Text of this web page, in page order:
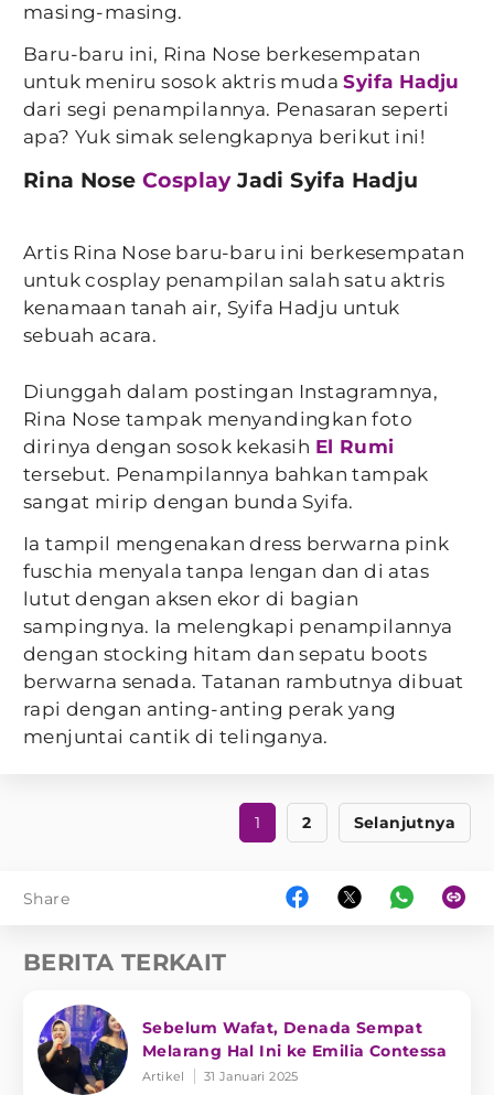
masing-masing.
Baru-baru ini, Rina Nose berkesempatan
untuk meniru sosok aktris mudaSyifa Hadju
dari segi penampilannya. Penasaran seperti
apa? Yuk simak selengkapnya berikut ini!
Rina NoseCosplayJadi Syifa Hadju
Artis Rina Nose baru-baru ini berkesempatan
untuk cosplay penampilan salah satu aktris
kenamaan tanah air, Syifa Hadju untuk
sebuah acara.
Diunggah dalam postingan Instagramnya,
Rina Nose tampak menyandingkan foto
dirinya dengan sosok kekasih El Rumi
tersebut. Penampilannya bahkan tampak
sangat mirip dengan bunda Syifa.
Ia tampil mengenakan dress berwarna pink
fuschia menyala tanpa lengan dan di atas
lutut dengan aksen ekor di bagian
sampingnya. Ia melengkapi penampilannya
dengan stocking hitam dan sepatu boots
berwarna senada. Tatanan rambutnya dibuat
rapi dengan anting-anting perak yang
menjuntai cantik di telinganya.
1 2 Selanjutnya
Share
BERITA TERKAIT
Sebelum Wafat, Denada Sempat
Melarang Hal Ini ke Emilia Contessa
Artikel 31 Januari 2025